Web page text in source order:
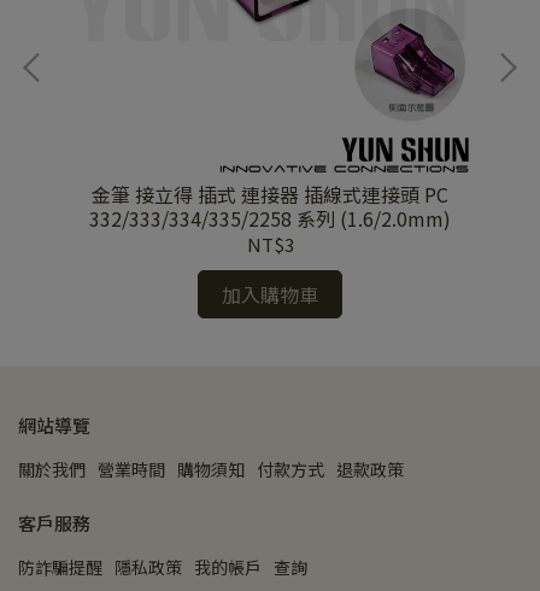
金筆 接立得 插式 連接器 插線式連接頭 PC
332/333/334/335/2258 系列 (1.6/2.0mm)
NT$3
加入購物車
網站導覽
關於我們 營業時間 購物須知 付款方式 退款政策
客戶服務
防詐騙提醒 隱私政策 我的帳戶 查詢